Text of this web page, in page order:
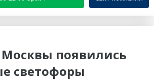
появились
светофоры